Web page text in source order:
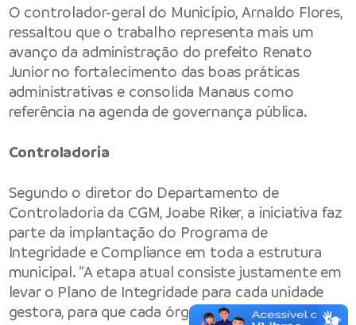
O controlador-geral do Município, Arnaldo Flores,
ressaltou que o trabalho representa mais um
avanço da administração do prefeito Renato
Junior no fortalecimento das boas práticas
administrativas e consolida Manaus como
referência na agenda de governança pública.
Controladoria
Segundo o diretor do Departamento de
Controladoria da CGM, Joabe Riker, a iniciativa faz
parte da implantação do Programa de
Integridade e Compliance em toda a estrutura
municipal. “A etapa atual consiste justamente em
levar o Plano de Integridade para cada unidade
gestora, para que cada órgão construa o seu